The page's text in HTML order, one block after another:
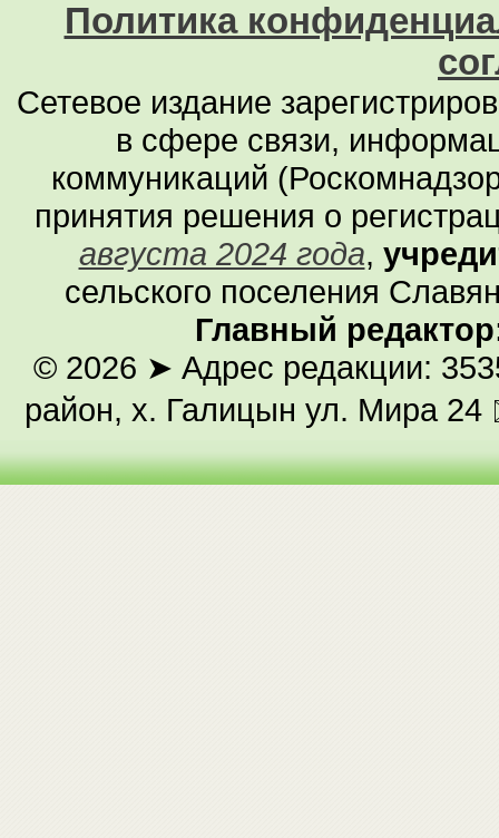
Политика
Сетевое издание
в сфере связи,
коммуникаций
принятия решения о
августа 2024 года,
сельского поселения
Главный
© 2026 ➤ Адрес редакции:
район, х. Галицын ул. Мира